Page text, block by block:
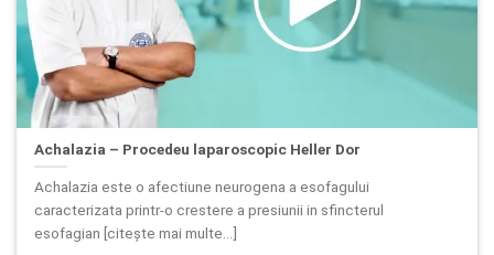
Achalazia – Procedeu laparoscopic Heller Dor
Achalazia este o afectiune neurogena a esofagului
caracterizata printr-o crestere a presiunii in sfincterul
esofagian [citește mai multe...]